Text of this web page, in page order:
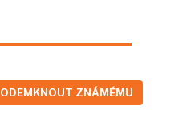
ODEMKNOUT ZNÁMÉMU